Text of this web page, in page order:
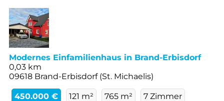
Modernes Einfamilienhaus in Brand-Erbisdorf
0,03 km
09618 Brand-Erbisdorf (St. Michaelis)
450.000 € 121 m² 765 m² 7 Zimmer